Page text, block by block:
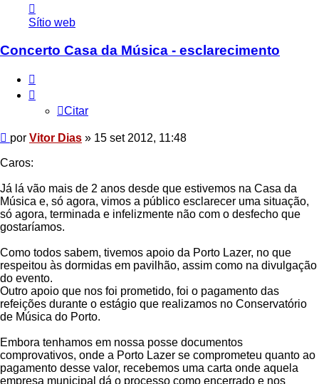
Vitor
Dias
Sítio web
Concerto Casa da Música - esclarecimento
Citar
Mensagem
por Vitor Dias » 15 set 2012, 11:48
Caros:
Já lá vão mais de 2 anos desde que estivemos na Casa da
Música e, só agora, vimos a público esclarecer uma situação,
só agora, terminada e infelizmente não com o desfecho que
gostaríamos.
Como todos sabem, tivemos apoio da Porto Lazer, no que
respeitou às dormidas em pavilhão, assim como na divulgação
do evento.
Outro apoio que nos foi prometido, foi o pagamento das
refeições durante o estágio que realizamos no Conservatório
de Música do Porto.
Embora tenhamos em nossa posse documentos
comprovativos, onde a Porto Lazer se comprometeu quanto ao
pagamento desse valor, recebemos uma carta onde aquela
empresa municipal dá o processo como encerrado e nos